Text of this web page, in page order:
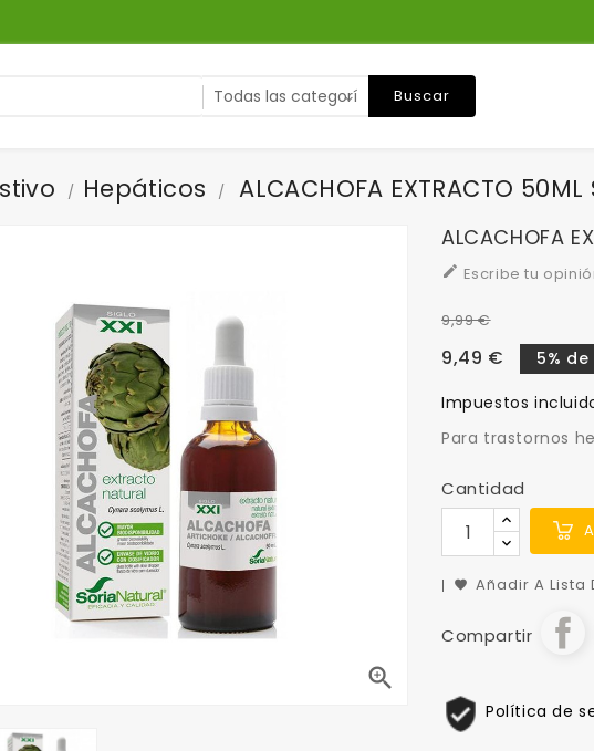
Buscar
Hepáticos ALCACHOFA EXTRACTO 50ML

ALCACHOFA
 Escribe tu
9,99 €
9,49 €
5%
Impuestos
Para trastornos
Cantidad
Añadir A Lista
Compartir
Política de